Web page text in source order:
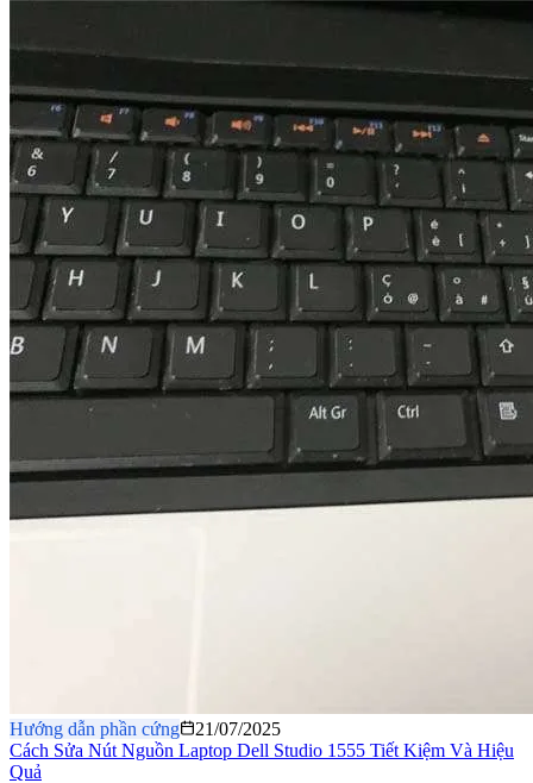
Hướng dẫn phần cứng
21/07/2025
Cách Sửa Nút Nguồn Laptop Dell Studio 1555 Tiết Kiệm Và Hiệu
Quả